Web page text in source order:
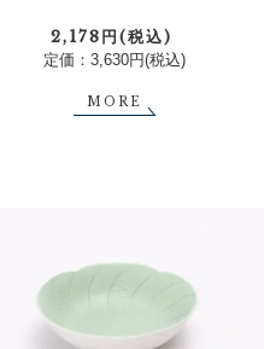
2,178円(税込)
定価：3,630円(税込)
MORE